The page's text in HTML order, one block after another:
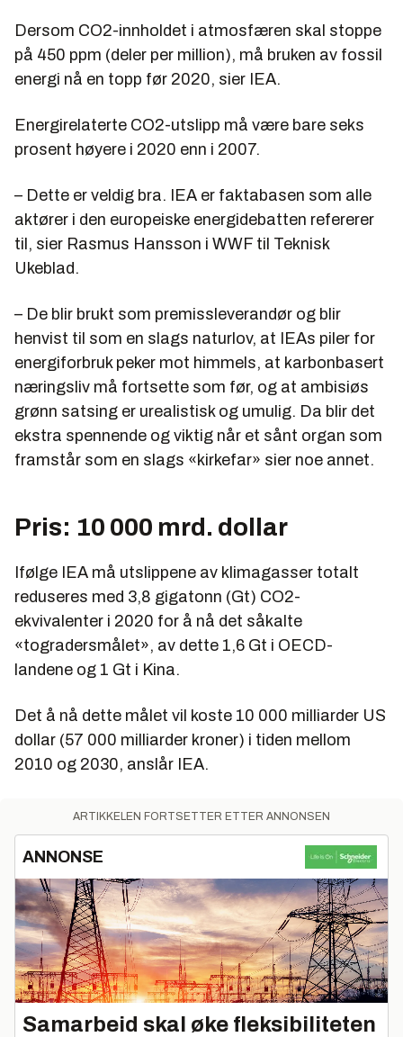
Dersom CO2-innholdet i atmosfæren skal stoppe
på 450 ppm (deler per million), må bruken av fossil
energi nå en topp før 2020, sier IEA.
Energirelaterte CO2-utslipp må være bare seks
prosent høyere i 2020 enn i 2007.
– Dette er veldig bra. IEA er faktabasen som alle
aktører i den europeiske energidebatten refererer
til, sier Rasmus Hansson i WWF til Teknisk
Ukeblad.
– De blir brukt som premissleverandør og blir
henvist til som en slags naturlov, at IEAs piler for
energiforbruk peker mot himmels, at karbonbasert
næringsliv må fortsette som før, og at ambisiøs
grønn satsing er urealistisk og umulig. Da blir det
ekstra spennende og viktig når et sånt organ som
framstår som en slags «kirkefar» sier noe annet.
Pris: 10 000 mrd. dollar
Ifølge IEA må utslippene av klimagasser totalt
reduseres med 3,8 gigatonn (Gt) CO2-
ekvivalenter i 2020 for å nå det såkalte
«togradersmålet», av dette 1,6 Gt i OECD-
landene og 1 Gt i Kina.
Det å nå dette målet vil koste 10 000 milliarder US
dollar (57 000 milliarder kroner) i tiden mellom
2010 og 2030, anslår IEA.
ARTIKKELEN FORTSETTER ETTER ANNONSEN
ANNONSE
Samarbeid skal øke fleksibiliteten